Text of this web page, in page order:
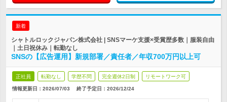
新着
シャトルロックジャパン株式会社 | SNSマーケ支援×受賞歴多数｜服装自由
｜土日祝休み｜転勤なし
SNSの【広告運用】新規部署／責任者／年収700万円以上可
正社員 転勤なし 学歴不問 完全週休2日制 リモートワーク可
情報更新日：2026/07/03 終了予定日： 2026/12/24